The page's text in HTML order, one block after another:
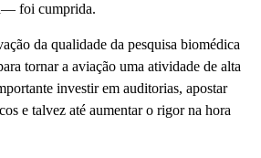
foi cumprida.
da qualidade da pesquisa biomédica
tornar a aviação uma atividade de alta
investir em auditorias, apostar
e talvez até aumentar o rigor na hora